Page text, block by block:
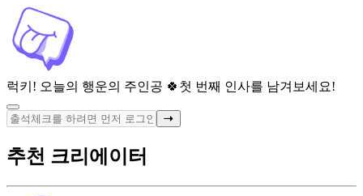
럭키! 오늘의 행운의 주인공 🍀 첫 번째 인사를 남겨보세요!
추천 크리에이터